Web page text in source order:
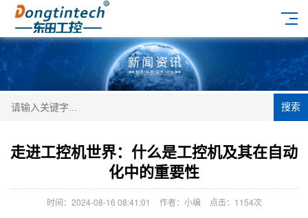
搜索
走进工控机世界：什么是工控机及其在自动
化中的重要性
时间：2024-08-16 08:41:01 作者：小编 点击： 1154次